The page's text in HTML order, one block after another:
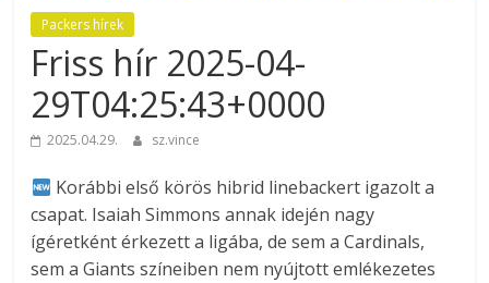
Packers hírek
Friss hír 2025-04-
29T04:25:43+0000
2025.04.29. sz.vince
Korábbi első körös hibrid linebackert igazolt a
csapat. Isaiah Simmons annak idején nagy
ígéretként érkezett a ligába, de sem a Cardinals,
sem a Giants színeiben nem nyújtott emlékezetes